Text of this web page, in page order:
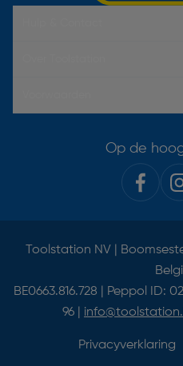
Op de
Toolstation NV |
BE0663.816.728 | Peppol ID:
96 |
Privacyverklaring